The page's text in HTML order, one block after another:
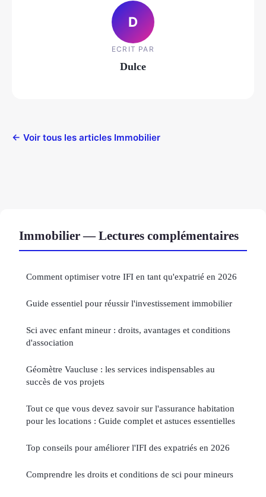
D
ECRIT PAR
Dulce
← Voir tous les articles Immobilier
Immobilier — Lectures complémentaires
Comment optimiser votre IFI en tant qu'expatrié en 2026
Guide essentiel pour réussir l'investissement immobilier
Sci avec enfant mineur : droits, avantages et conditions
d'association
Géomètre Vaucluse : les services indispensables au
succès de vos projets
Tout ce que vous devez savoir sur l'assurance habitation
pour les locations : Guide complet et astuces essentielles
Top conseils pour améliorer l'IFI des expatriés en 2026
Comprendre les droits et conditions de sci pour mineurs